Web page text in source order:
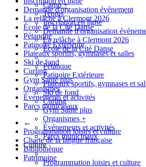
Demande d'organisation événement
La relâche à Clermont 2026
École de la Cité Danse
Pétanque
Patinoire Extérieure
Plateaux sportifs, gymnases et salles
Ski de fond
Curling
Gym Santé plus
Organismes
Événements et activités
Parcs municipaux
←
Programmation loisirs et culture
Charte de la langue française
Bibliothèque
Patrimoine
Camp+
Tennis
Inscription en ligne
Demande d'organisation
La relâche à Clermont 2026
École de la Cité Danse
Pétanque
Patinoire Extérieure
Plateaux sportifs, gymnases et
Ski de fond
Curling
Gym Santé plus
Organismes +
Événements et activités
Parcs municipaux
Culture
Programmation loisirs et culture